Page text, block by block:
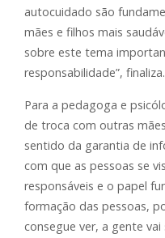
autocuidado são
mães e filhos mais
sobre este tema
responsabilidade”, finaliza.
Para a pedagoga e
de troca com outras
sentido da garantia de
com que as pessoas se
responsáveis e o papel
formação das pessoas,
consegue ver, a gente